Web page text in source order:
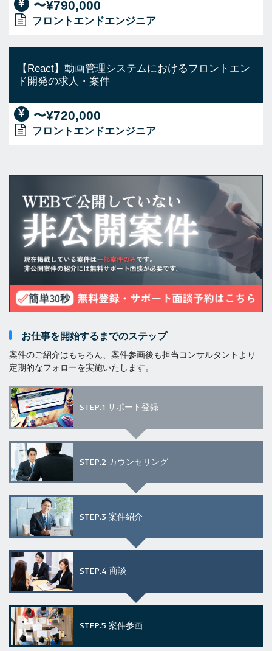
〜¥790,000
フロントエンドエンジニア
【React】動画管理システムにおけるフロントエン
ド開発の求人・案件
〜¥720,000
フロントエンドエンジニア
お仕事を開始するまでのステップ
案件のご紹介はもちろん、案件参画後も担当コンサルタントより
定期的なフォローを実施いたします。
STEP.1 サポート登録
STEP.2 カウンセリング
STEP.3 案件紹介
STEP.4 商談
STEP.5 案件参画